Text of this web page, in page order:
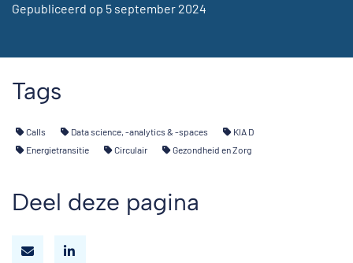
Gepubliceerd op 5 september 2024
Tags
Calls Data science, -analytics & -spaces
KIA D
Energietransitie
Circulair Gezondheid en Zorg
Deel deze pagina